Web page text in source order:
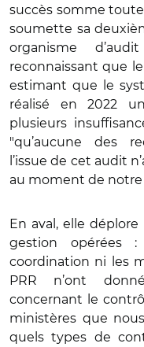
succès somme
soumette sa
organisme
reconnaissant que
estimant que le
réalisé en 2022
plusieurs
"qu’aucune des
l’issue de cet audit
au moment de
En aval, elle
gestion opérées
coordination ni les
PRR n’ont
concernant le
ministères que
quels types de